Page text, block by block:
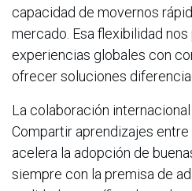
capacidad de movernos
mercado. Esa flexibilidad
experiencias globales con
ofrecer soluciones
La colaboración
Compartir aprendizajes
acelera la adopción de
siempre con la premisa de